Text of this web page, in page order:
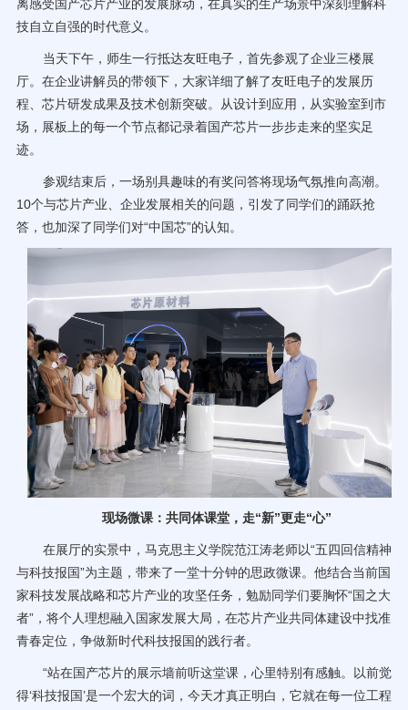
离感受国产芯片产业的发展脉动，在真实的生产场景中深刻理解科
技自立自强的时代意义。
当天下午，师生一行抵达友旺电子，首先参观了企业三楼展
厅。在企业讲解员的带领下，大家详细了解了友旺电子的发展历
程、芯片研发成果及技术创新突破。从设计到应用，从实验室到市
场，展板上的每一个节点都记录着国产芯片一步步走来的坚实足
迹。
参观结束后，一场别具趣味的有奖问答将现场气氛推向高潮。
10个与芯片产业、企业发展相关的问题，引发了同学们的踊跃抢
答，也加深了同学们对“中国芯”的认知。
现场微课：共同体课堂，走“新”更走“心”
在展厅的实景中，马克思主义学院范江涛老师以“五四回信精神
与科技报国”为主题，带来了一堂十分钟的思政微课。他结合当前国
家科技发展战略和芯片产业的攻坚任务，勉励同学们要胸怀“国之大
者”，将个人理想融入国家发展大局，在芯片产业共同体建设中找准
青春定位，争做新时代科技报国的践行者。
“站在国产芯片的展示墙前听这堂课，心里特别有感触。以前觉
得‘科技报国’是一个宏大的词，今天才真正明白，它就在每一位工程